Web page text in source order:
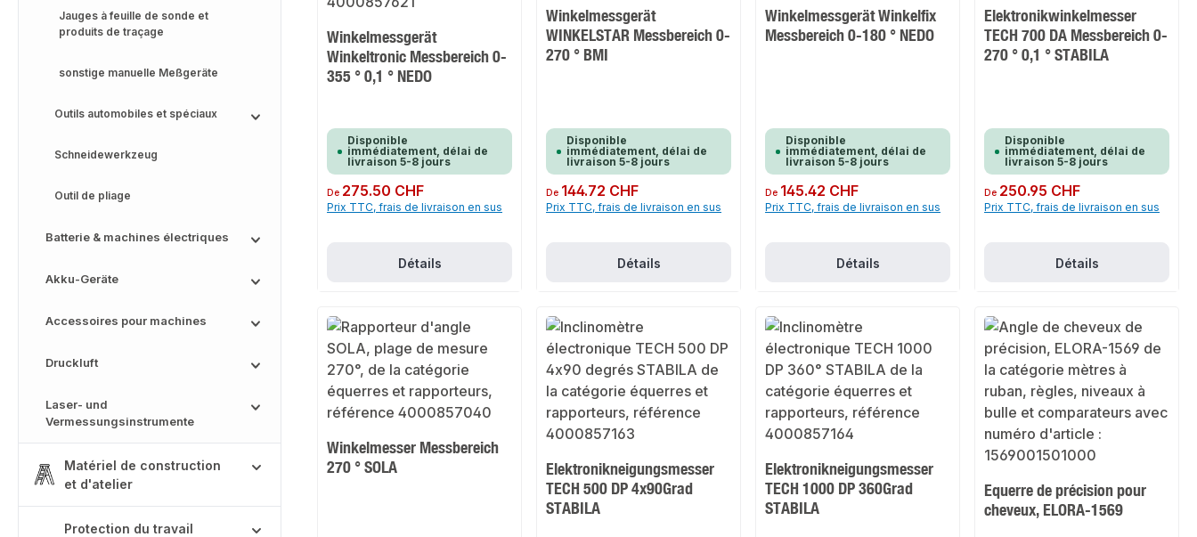
Jauges à feuille de sonde et
produits de traçage
sonstige manuelle Meßgeräte
Outils automobiles et spéciaux
Schneidewerkzeug
Outil de pliage
Batterie & machines électriques
Akku-Geräte
Accessoires pour machines
Druckluft
Laser- und
Vermessungsinstrumente
Matériel de construction
et d'atelier
Protection du travail
Winkelmessgerät
Winkeltronic Messbereich 0-
355 ° 0,1 ° NEDO
Disponible
immédiatement, délai de
livraison 5-8 jours
Prix régulier :
De 275.50 CHF
Prix TTC, frais de livraison en sus
Détails
Winkelmessgerät
WINKELSTAR Messbereich 0-
270 ° BMI
Disponible
immédiatement, délai de
livraison 5-8 jours
Prix régulier :
De 144.72 CHF
Prix TTC, frais de livraison en sus
Détails
Winkelmessgerät Winkelfix
Messbereich 0-180 ° NEDO
Disponible
immédiatement, délai de
livraison 5-8 jours
Prix régulier :
De 145.42 CHF
Prix TTC, frais de livraison en sus
Détails
Elektronikwinkelmesser
TECH 700 DA Messbereich 0-
270 ° 0,1 ° STABILA
Disponible
immédiatement, délai de
livraison 5-8 jours
Prix régulier :
De 250.95 CHF
Prix TTC, frais de livraison en sus
Détails
Winkelmesser Messbereich
270 ° SOLA
Elektronikneigungsmesser
TECH 500 DP 4x90Grad
STABILA
Elektronikneigungsmesser
TECH 1000 DP 360Grad
STABILA
Equerre de précision pour
cheveux, ELORA-1569